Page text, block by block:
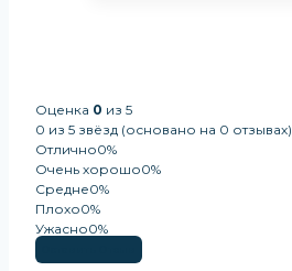
Оценка 0 из 5
0 из 5 звёзд (основано на 0 отзывах)
Отлично0%
Очень хорошо0%
Средне0%
Плохо0%
Ужасно0%